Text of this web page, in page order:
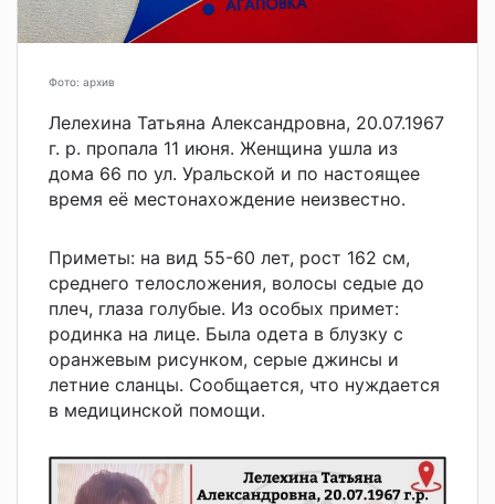
Фото: архив
Лелехина Татьяна Александровна, 20.07.1967
г. р. пропала 11 июня. Женщина ушла из
дома 66 по ул. Уральской и по настоящее
время её местонахождение неизвестно.
Приметы: на вид 55-60 лет, рост 162 см,
среднего телосложения, волосы седые до
плеч, глаза голубые. Из особых примет:
родинка на лице. Была одета в блузку с
оранжевым рисунком, серые джинсы и
летние сланцы. Сообщается, что нуждается
в медицинской помощи.